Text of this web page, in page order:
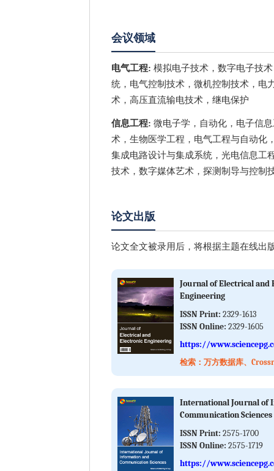
会议领域
电气工程: 模拟电子技术，数字电子技
统，电气控制技术，微机控制技术，电
术，高压直流输电技术，继电保护
信息工程: 微电子学，自动化，电子信
术，生物医学工程，电气工程与自动化
集成电路设计与集成系统，光电信息工
技术，数字媒体艺术，探测制导与控制
论文出版
论文全文被录用后，将根据主题在线出
Journal of Electrical and
Engineering
ISSN Print: 2329-1613
ISSN Online: 2329-1605
https://
检索：万方数据库、
International Journal of
Communication Sciences
ISSN Print: 2575-1700
ISSN Online: 2575-1719
https://